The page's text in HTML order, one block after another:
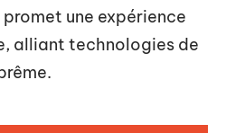
une expérience
alliant technologies de